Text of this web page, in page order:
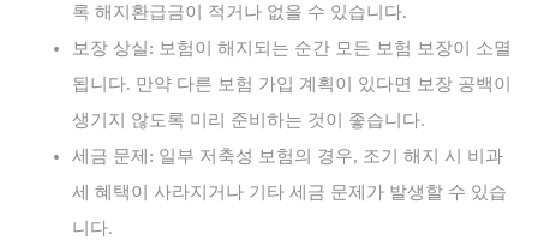
록 해지환급금이 적거나 없을 수 있습니다.
보장 상실: 보험이 해지되는 순간 모든 보험 보장이 소멸
됩니다. 만약 다른 보험 가입 계획이 있다면 보장 공백이
생기지 않도록 미리 준비하는 것이 좋습니다.
세금 문제: 일부 저축성 보험의 경우, 조기 해지 시 비과
세 혜택이 사라지거나 기타 세금 문제가 발생할 수 있습
니다.